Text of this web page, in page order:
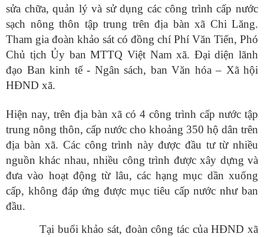
sửa chữa, quản lý và sử dụng các công trình cấp nước
sạch nông thôn tập trung trên địa bàn xã Chi Lăng.
Tham gia đoàn khảo sát có đồng chí Phí Văn Tiến, Phó
Chủ tịch Ủy ban MTTQ Việt Nam xã. Đại diện lãnh
đạo Ban kinh tế - Ngân sách, ban Văn hóa – Xã hội
HĐND xã.
Hiện nay, trên địa bàn xã có 4 công trình cấp nước tập
trung nông thôn, cấp nước cho khoảng 350 hộ dân trên
địa bàn xã. Các công trình này được đầu tư từ nhiều
nguồn khác nhau, nhiều công trình được xây dựng và
đưa vào hoạt động từ lâu, các hạng mục dần xuống
cấp, không đáp ứng được mục tiêu cấp nước như ban
đầu.
Tại buổi khảo sát, đoàn công tác của HĐND xã